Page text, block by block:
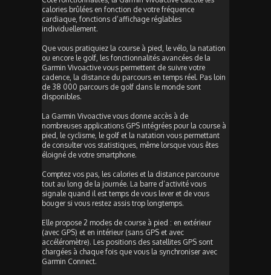
calories brûlées en fonction de votre fréquence
cardiaque, fonctions d’affichage réglables
individuellement.
Que vous pratiquiez la course à pied, le vélo, la natation
ou encore le golf, les fonctionnalités avancées de la
Garmin Vivoactive vous permettent de suivre votre
cadence, la distance du parcours en temps réel. Pas loin
de 38 000 parcours de golf dans le monde sont
disponibles.
La Garmin Vivoactive vous donne accès à de
nombreuses applications GPS intégrées pour la course à
pied, le cyclisme, le golf et la natation vous permettant
de consulter vos statistiques, même lorsque vous êtes
éloigné de votre smartphone.
Comptez vos pas, les calories et la distance parcourue
tout au long de la journée. La barre d’activité vous
signale quand il est temps de vous lever et de vous
bouger si vous restez assis trop longtemps.
Elle propose 2 modes de course à pied : en extérieur
(avec GPS) et en intérieur (sans GPS et avec
accéléromètre). Les positions des satellites GPS sont
chargées à chaque fois que vous la synchroniser avec
Garmin Connect.